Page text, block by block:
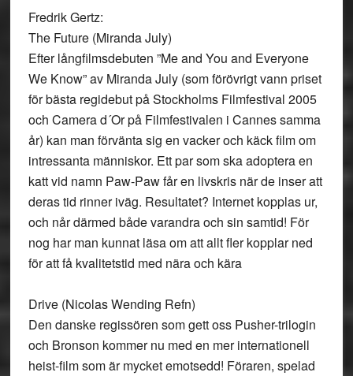
Fredrik Gertz:
The Future (Miranda July)
Efter långfilmsdebuten ”Me and You and Everyone
We Know” av Miranda July (som förövrigt vann priset
för bästa regidebut på Stockholms Filmfestival 2005
och Camera d´Or på Filmfestivalen i Cannes samma
år) kan man förvänta sig en vacker och käck film om
intressanta människor. Ett par som ska adoptera en
katt vid namn Paw-Paw får en livskris när de inser att
deras tid rinner iväg. Resultatet? Internet kopplas ur,
och når därmed både varandra och sin samtid! För
nog har man kunnat läsa om att allt fler kopplar ned
för att få kvalitetstid med nära och kära
Drive (Nicolas Wending Refn)
Den danske regissören som gett oss Pusher-trilogin
och Bronson kommer nu med en mer internationell
heist-film som är mycket emotsedd! Föraren, spelad